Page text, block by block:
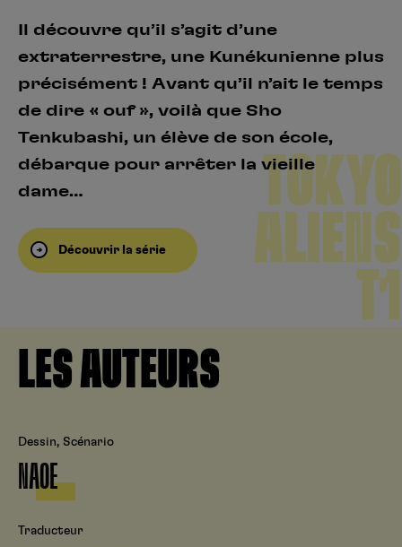
Il découvre qu’il s’agit d’une
extraterrestre, une Kunékunienne plus
précisément ! Avant qu’il n’ait le temps
de dire « ouf », voilà que Sho
Tenkubashi, un élève de son école,
débarque pour arrêter la vieille
dame…
Découvrir la série
TOKYO
ALIENS
T1
LES AUTEURS
Dessin, Scénario
NAOE
Traducteur